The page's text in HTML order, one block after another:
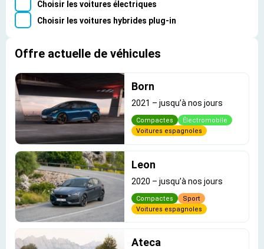
Choisir les voitures électriques
Choisir les voitures hybrides plug-in
Offre actuelle de véhicules
Born
2021 – jusqu’à nos jours
Compactes
Électromobile
Voitures espagnoles
Leon
2020 – jusqu’à nos jours
Compactes
Sport
Voitures espagnoles
Ateca